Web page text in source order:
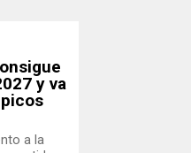
y va
a la